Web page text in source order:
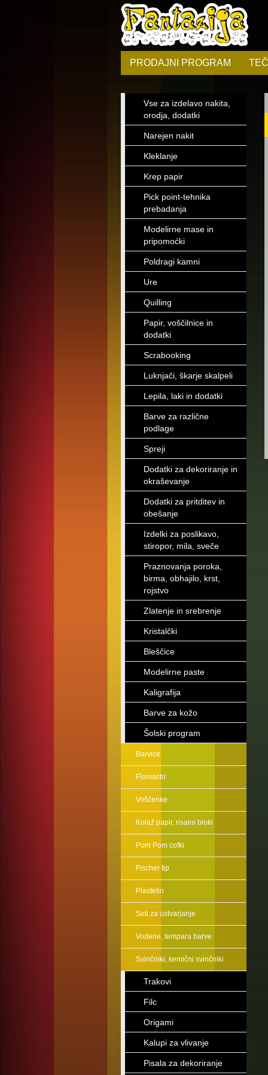
PRODAJNI PROGRAM
Vse za izdelavo nakita,
orodja, dodatki
Narejen nakit
Kleklanje
Krep papir
Pick point-tehnika
prebadanja
Modelirne mase in
pripomoćki
Poldragi kamni
Ure
Quilling
Papir, voščilnice in
dodatki
Scrabooking
Luknjači, škarje skalpeli
Lepila, laki in dodatki
Barve za različne
podlage
Spreji
Dodatki za dekoriranje in
okraševanje
Dodatki za pritditev in
obešanje
Izdelki za poslikavo,
stiropor, mila, sveče
Praznovanja poroka,
birma, obhajilo, krst,
rojstvo
Zlatenje in srebrenje
Kristalčki
Bleščice
Modelirne paste
Kaligrafija
Barve za kožo
Šolski program
Barvice
Flomastri
Voščenke
Kolaž papir, risalni bloki
Pom Pom cofki
Fischer tip
Plastelin
Seti za ustvarjanje
Vodene, tempara barve
Svinčniki, kemični svinčniki
Trakovi
Filc
Origami
Kalupi za vlivanje
Pisala za dekoriranje